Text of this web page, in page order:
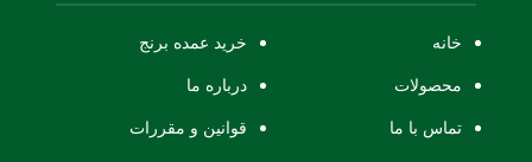
خانه خرید عمده برنج
محصولات درباره ما
تماس با ما قوانین و مقررات